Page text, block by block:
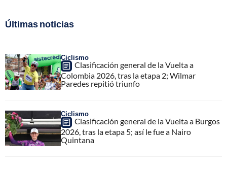
Últimas noticias
Ciclismo
Clasificación general de la Vuelta a
Colombia 2026, tras la etapa 2; Wilmar
Paredes repitió triunfo
Ciclismo
Clasificación general de la Vuelta a Burgos
2026, tras la etapa 5; así le fue a Nairo
Quintana